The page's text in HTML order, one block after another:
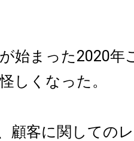
始まった2020年
しくなった。
顧客に関しての